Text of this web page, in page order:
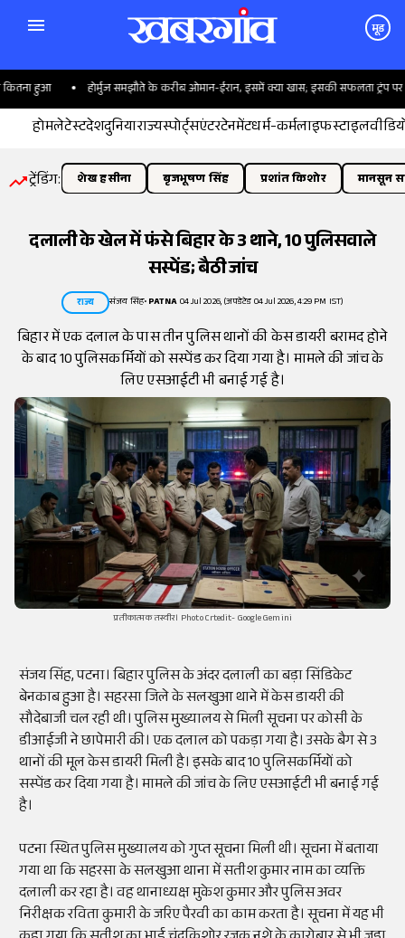
मूड
हुआ होर्मुज समझौते के करीब ओमान-ईरान, इसमें क्या खास; इसकी सफलता ट्रंप पर क्यों
होमलेटेस्टदेशदुनियाराज्यस्पोर्ट्सएंटरटेनमेंटधर्म-कर्मलाइफस्टाइल
ट्रेंडिंग: शेख हसीना बृजभूषण सिंह प्रशांत किशोर मानसून
दलाली के खेल में फंसे बिहार के 3 थाने, 10 पुलिसवाले
सस्पेंड; बैठी जांच
राज्य संजय सिंह•PATNA04 Jul 2026, (अपडेटेड 04 Jul 2026, 4:29 PM IST)
बिहार में एक दलाल के पास तीन पुलिस थानों की केस डायरी बरामद होने
के बाद 10 पुलिसकर्मियों को सस्पेंड कर दिया गया है। मामले की जांच के
लिए एसआईटी भी बनाई गई है।
प्रतीकात्मक तस्वीर। Photo Crtedit- Google Gemini
संजय सिंह, पटना। बिहार पुलिस के अंदर दलाली का बड़ा सिंडिकेट
बेनकाब हुआ है। सहरसा जिले के सलखुआ थाने में केस डायरी की
सौदेबाजी चल रही थी। पुलिस मुख्यालय से मिली सूचना पर कोसी के
डीआईजी ने छापेमारी की। एक दलाल को पकड़ा गया है। उसके बैग से 3
थानों की मूल केस डायरी मिली है। इसके बाद 10 पुलिसकर्मियों को
सस्पेंड कर दिया गया है। मामले की जांच के लिए एसआईटी भी बनाई गई
है।
पटना स्थित पुलिस मुख्यालय को गुप्त सूचना मिली थी। सूचना में बताया
गया था कि सहरसा के सलखुआ थाना में सतीश कुमार नाम का व्यक्ति
दलाली कर रहा है। वह थानाध्यक्ष मुकेश कुमार और पुलिस अवर
निरीक्षक रविता कुमारी के जरिए पैरवी का काम करता है। सूचना में यह भी